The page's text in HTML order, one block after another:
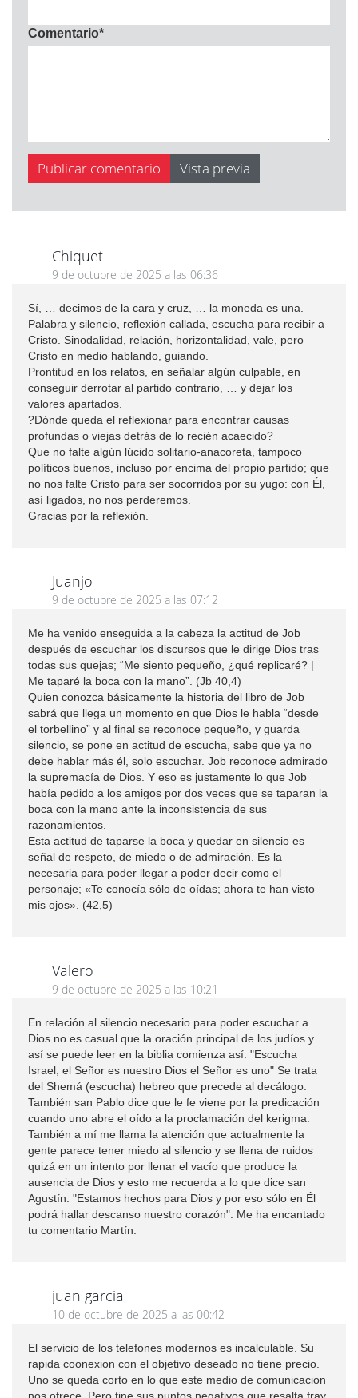
Comentario*
Chiquet
9 de octubre de 2025 a las 06:36
Sí, … decimos de la cara y cruz, … la moneda es una.
Palabra y silencio, reflexión callada, escucha para recibir a
Cristo. Sinodalidad, relación, horizontalidad, vale, pero
Cristo en medio hablando, guiando.
Prontitud en los relatos, en señalar algún culpable, en
conseguir derrotar al partido contrario, … y dejar los
valores apartados.
?Dónde queda el reflexionar para encontrar causas
profundas o viejas detrás de lo recién acaecido?
Que no falte algún lúcido solitario-anacoreta, tampoco
políticos buenos, incluso por encima del propio partido; que
no nos falte Cristo para ser socorridos por su yugo: con Él,
así ligados, no nos perderemos.
Gracias por la reflexión.
Juanjo
9 de octubre de 2025 a las 07:12
Me ha venido enseguida a la cabeza la actitud de Job
después de escuchar los discursos que le dirige Dios tras
todas sus quejas; “Me siento pequeño, ¿qué replicaré? |
Me taparé la boca con la mano”. (Jb 40,4)
Quien conozca básicamente la historia del libro de Job
sabrá que llega un momento en que Dios le habla “desde
el torbellino” y al final se reconoce pequeño, y guarda
silencio, se pone en actitud de escucha, sabe que ya no
debe hablar más él, solo escuchar. Job reconoce admirado
la supremacía de Dios. Y eso es justamente lo que Job
había pedido a los amigos por dos veces que se taparan la
boca con la mano ante la inconsistencia de sus
razonamientos.
Esta actitud de taparse la boca y quedar en silencio es
señal de respeto, de miedo o de admiración. Es la
necesaria para poder llegar a poder decir como el
personaje; «Te conocía sólo de oídas; ahora te han visto
mis ojos». (42,5)
Valero
9 de octubre de 2025 a las 10:21
En relación al silencio necesario para poder escuchar a
Dios no es casual que la oración principal de los judíos y
así se puede leer en la biblia comienza así: "Escucha
Israel, el Señor es nuestro Dios el Señor es uno" Se trata
del Shemá (escucha) hebreo que precede al decálogo.
También san Pablo dice que le fe viene por la predicación
cuando uno abre el oído a la proclamación del kerigma.
También a mí me llama la atención que actualmente la
gente parece tener miedo al silencio y se llena de ruidos
quizá en un intento por llenar el vacío que produce la
ausencia de Dios y esto me recuerda a lo que dice san
Agustín: "Estamos hechos para Dios y por eso sólo en Él
podrá hallar descanso nuestro corazón". Me ha encantado
tu comentario Martín.
juan garcia
10 de octubre de 2025 a las 00:42
El servicio de los telefones modernos es incalculable. Su
rapida coonexion con el objetivo deseado no tiene precio.
Uno se queda corto en lo que este medio de comunicacion